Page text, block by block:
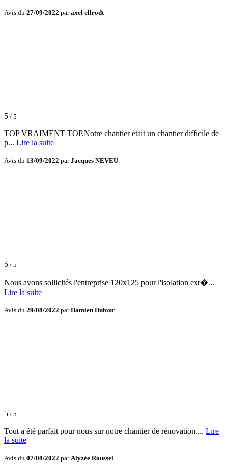
Avis du 27/09/2022 paraxel ellrodt
5 / 5
TOP VRAIMENT TOP.Notre chantier était un chantier difficile de
p... Lire la suite
Avis du 13/09/2022 parJacques NEVEU
5 / 5
Nous avons sollicités l'entreprise 120x125 pour l'isolation ext�...
Lire la suite
Avis du 29/08/2022 parDamien Dufour
5 / 5
Tout a été parfait pour nous sur notre chantier de rénovation.... Lire
la suite
Avis du 07/08/2022 parAlyzée Roussel